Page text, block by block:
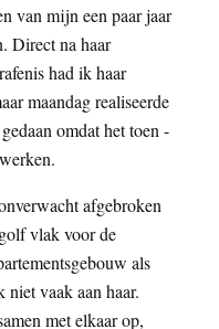
van mijn een paar jaar
Direct na haar
had ik haar
maandag realiseerde
omdat het toen -
afgebroken
vlak voor de
als
vaak aan haar.
met elkaar op,